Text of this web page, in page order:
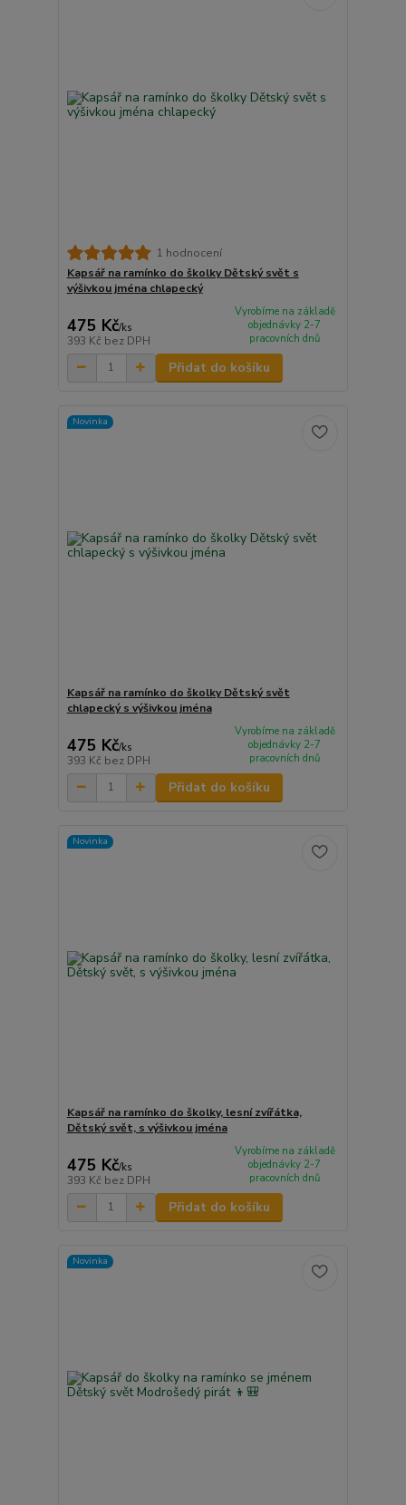
1 hodnocení
Kapsář na ramínko do školky Dětský svět s
výšivkou jména chlapecký
475 Kč/ks
393 Kč bez DPH
Vyrobíme na základě
objednávky 2-7
pracovních dnů
Přidat do košíku
Novinka
Kapsář na ramínko do školky Dětský svět
chlapecký s výšivkou jména
475 Kč/ks
393 Kč bez DPH
Vyrobíme na základě
objednávky 2-7
pracovních dnů
Přidat do košíku
Novinka
Kapsář na ramínko do školky, lesní zvířátka,
Dětský svět, s výšivkou jména
475 Kč/ks
393 Kč bez DPH
Vyrobíme na základě
objednávky 2-7
pracovních dnů
Přidat do košíku
Novinka